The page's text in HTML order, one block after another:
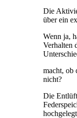
Die
über ein
Wenn ja,
Verhalten
macht, ob
nicht?
Die